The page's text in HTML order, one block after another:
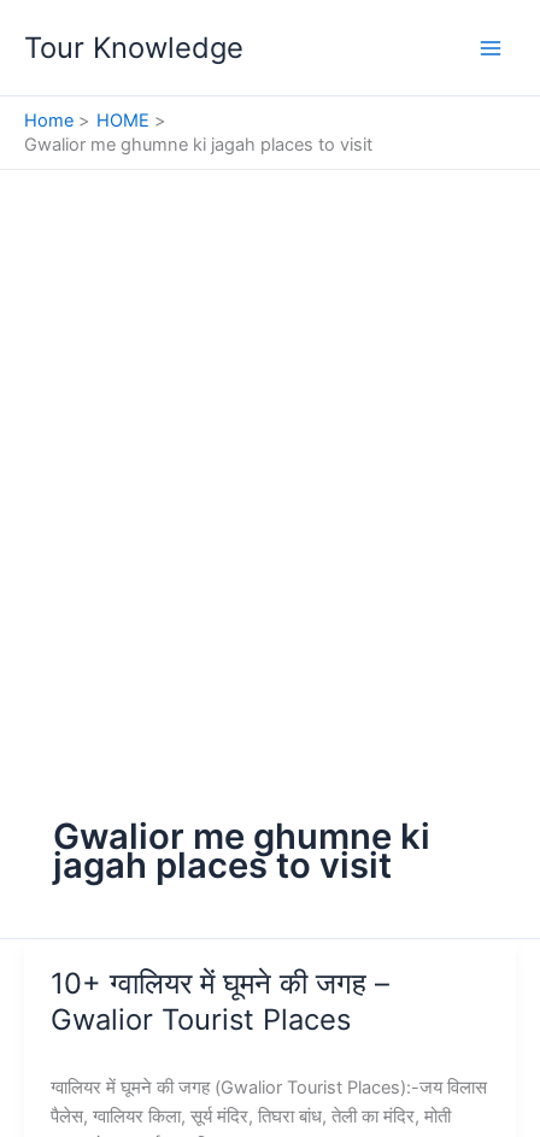
Tour Knowledge
Home
HOME
Gwalior me ghumne ki jagah places to visit
Gwalior me ghumne ki
jagah places to visit
10+ ग्वालियर में घूमने की जगह –
Gwalior Tourist Places
ग्वालियर में घूमने की जगह (Gwalior Tourist Places):-जय विलास
पैलेस, ग्वालियर किला, सूर्य मंदिर, तिघरा बांध, तेली का मंदिर, मोती